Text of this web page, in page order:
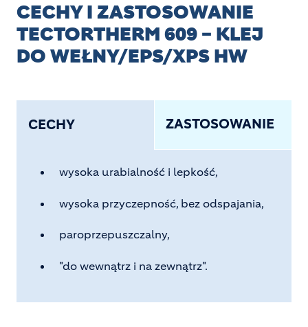
CECHY I ZASTOSOWANIE
TECTORTHERM 609 – KLEJ
DO WEŁNY/EPS/XPS HW
CECHY ZASTOSOWANIE
wysoka urabialność i lepkość,
wysoka przyczepność, bez odspajania,
paroprzepuszczalny,
"do wewnątrz i na zewnątrz".